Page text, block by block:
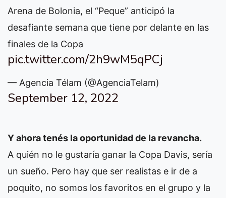
Arena de Bolonia, el “Peque” anticipó la
desafiante semana que tiene por delante en las
finales de la Copa
pic.twitter.com/2h9wM5qPCj
— Agencia Télam (@AgenciaTelam)
September 12, 2022
Y ahora tenés la oportunidad de la revancha.
A quién no le gustaría ganar la Copa Davis, sería
un sueño. Pero hay que ser realistas e ir de a
poquito, no somos los favoritos en el grupo y la